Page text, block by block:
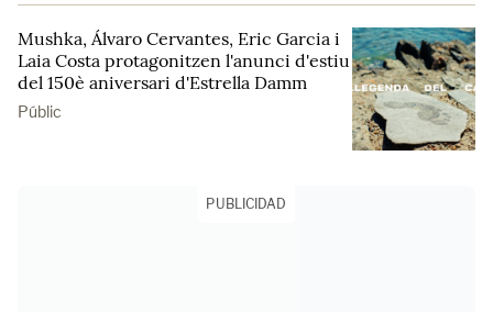
Mushka, Álvaro Cervantes, Eric Garcia i
Laia Costa protagonitzen l'anunci d'estiu
del 150è aniversari d'Estrella Damm
Públic
PUBLICIDAD